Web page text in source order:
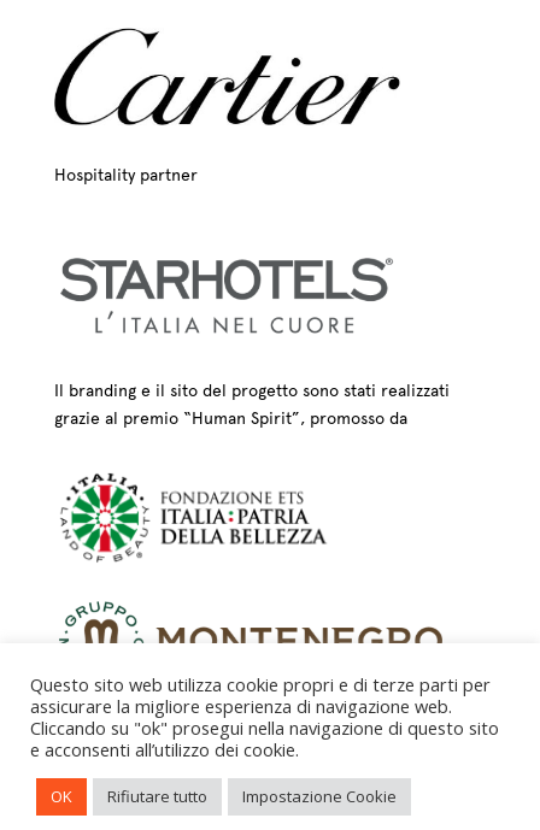
Hospitality partner
Il branding e il sito del progetto sono stati realizzati
grazie al premio “Human Spirit”, promosso da
CREDITS – © FONDAZIONE COLOGNI DEI MESTIERI
D’ARTE ETS 2025
Questo sito web utilizza cookie propri e di terze parti per
assicurare la migliore esperienza di navigazione web.
Cliccando su "ok" prosegui nella navigazione di questo sito
e acconsenti all’utilizzo dei cookie.
OK Rifiutare tutto Impostazione Cookie